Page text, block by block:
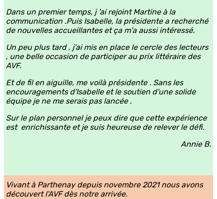
Dans un premier temps, j 'ai rejoint Martine à la
communication .Puis Isabelle, la présidente a recherché
de nouvelles accueillantes et ça m'a aussi intéressé.
Un peu plus tard , j'ai mis en place le cercle des lecteurs
, une belle occasion de participer au prix littéraire des
AVF.
Et de fil en aiguille, me voilà présidente . Sans les
encouragements d'Isabelle et le soutien d'une solide
équipe je ne me serais pas lancée .
Sur le plan personnel je peux dire que cette expérience
est enrichissante et je suis heureuse de relever le défi.
Annie B.
Vivant à Parthenay depuis novembre 2021 nous avons
découvert l'AVF dès notre arrivée.